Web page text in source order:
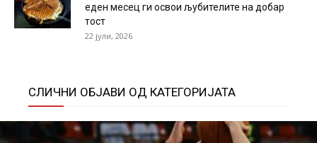
еден месец ги освои љубителите на добар
тост
22 јули, 2026
СЛИЧНИ ОБЈАВИ ОД КАТЕГОРИЈАТА